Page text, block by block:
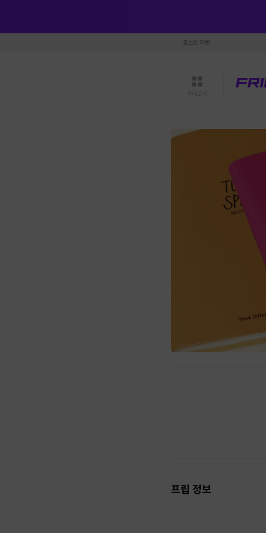
호스트 지원
카테고리
프립 정보